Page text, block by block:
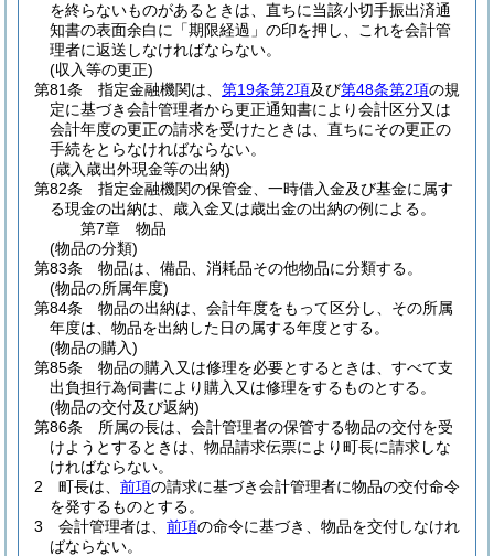
を終らないものがあるときは、直ちに当該小切手振出済通
知書の表面余白に「期限経過」の印を押し、これを会計管
理者に返送しなければならない。
(収入等の更正)
第81条
指定金融機関は、 第19条第2項及び第48条第2項の規
定に基づき会計管理者から更正通知書により会計区分又は
会計年度の更正の請求を受けたときは、直ちにその更正の
手続をとらなければならない。
(歳入歳出外現金等の出納)
第82条
指定金融機関の保管金、一時借入金及び基金に属す
る現金の出納は、歳入金又は歳出金の出納の例による。
第7章
物品
(物品の分類)
第83条
物品は、備品、消耗品その他物品に分類する。
(物品の所属年度)
第84条
物品の出納は、会計年度をもって区分し、その所属
年度は、物品を出納した日の属する年度とする。
(物品の購入)
第85条
物品の購入又は修理を必要とするときは、すべて支
出負担行為伺書により購入又は修理をするものとする。
(物品の交付及び返納)
第86条
所属の長は、会計管理者の保管する物品の交付を受
けようとするときは、物品請求伝票により町長に請求しな
ければならない。
2
町長は、 前項の請求に基づき会計管理者に物品の交付命令
を発するものとする。
3
会計管理者は、 前項の命令に基づき、物品を交付しなけれ
ばならない。